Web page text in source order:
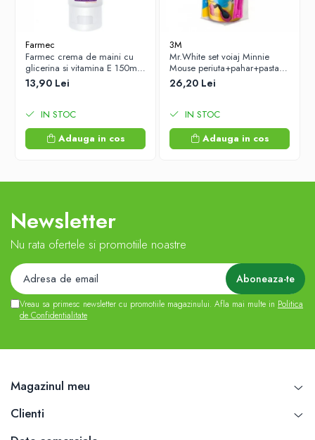
Farmec
Farmec crema de maini cu
glicerina si vitamina E 150ml
Zephyr Labs
13,90 Lei
IN STOC
Adauga in cos
3M
Mr.White set voiaj Minnie
Mouse periuta+pahar+pasta
dinti cu aroma de menta,
75ml Zephyr Labs
26,20 Lei
IN STOC
Adauga in cos
Newsletter
Nu rata ofertele si promotiile noastre
Vreau sa primesc newsletter cu promotiile magazinului. Afla mai multe in Politica
de Confidentialitate
Magazinul meu
Clienti